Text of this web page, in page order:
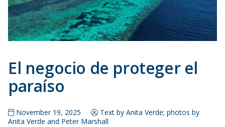
El negocio de proteger el
paraíso
November 19, 2025
Text by Anita Verde; photos by
Anita Verde and Peter Marshall